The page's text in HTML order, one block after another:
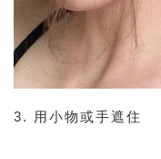
3. 用小物或手遮住